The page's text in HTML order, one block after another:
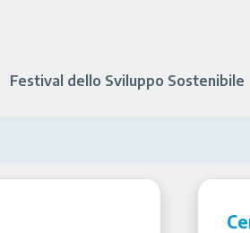
Festival dello Sviluppo Sostenibile